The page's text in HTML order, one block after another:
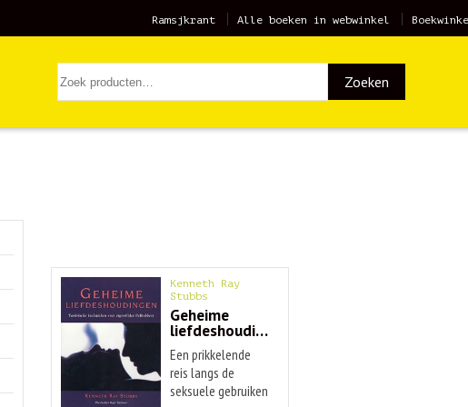
Ramsjkrant Alle boeken in webwinkel
Zoeken
Kenneth Ray
Stubbs
Geheime
liefdeshoudingen
Een prikkelende
reis langs de
seksuele gebruiken